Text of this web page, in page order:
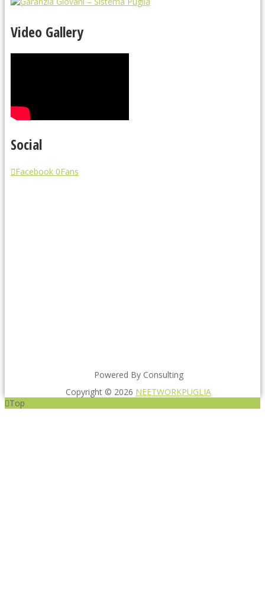
Video Gallery
Social
Facebook 0Fans
Powered By Consulting
Copyright © 2026 NEETWORKPUGLIA
Top